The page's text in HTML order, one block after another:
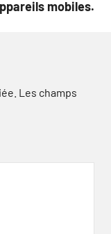
mobiles.
Les champs